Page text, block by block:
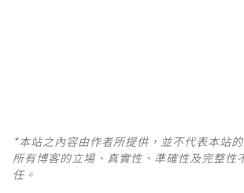
*本站之內容由作者所提供，並不代表本站
所有博客的立場、真實性、準確性及完整性
任。